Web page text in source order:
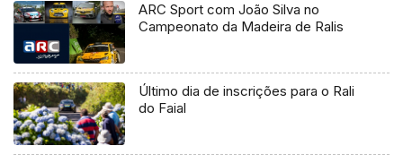
ARC Sport com João Silva no
Campeonato da Madeira de Ralis
Último dia de inscrições para o Rali
do Faial